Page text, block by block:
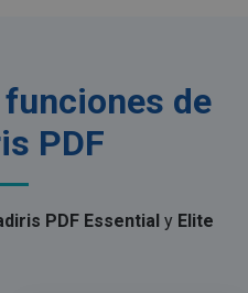
de
PDF
PDF Essential y Elite